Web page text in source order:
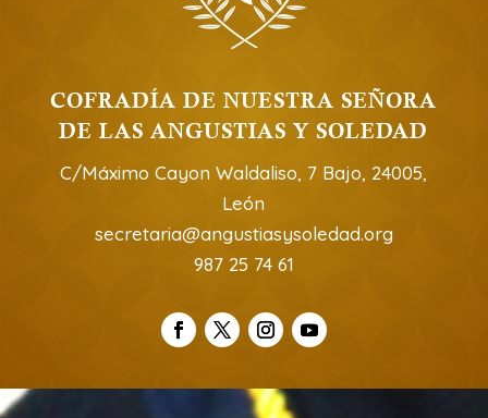
COFRADÍA DE NUESTRA SEÑORA
DE LAS ANGUSTIAS Y SOLEDAD
C/Máximo Cayon Waldaliso, 7 Bajo, 24005,
León
secretaria@angustiasysoledad.org
987 25 74 61